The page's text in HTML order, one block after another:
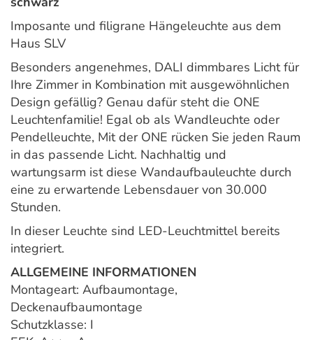
Imposante und filigrane Hängeleuchte aus dem
Haus SLV
Besonders angenehmes, DALI dimmbares Licht für
Ihre Zimmer in Kombination mit ausgewöhnlichen
Design gefällig? Genau dafür steht die ONE
Leuchtenfamilie! Egal ob als Wandleuchte oder
Pendelleuchte, Mit der ONE rücken Sie jeden Raum
in das passende Licht. Nachhaltig und
wartungsarm ist diese Wandaufbauleuchte durch
eine zu erwartende Lebensdauer von 30.000
Stunden.
In dieser Leuchte sind LED-Leuchtmittel bereits
integriert.
ALLGEMEINE INFORMATIONEN
Montageart: Aufbaumontage,
Deckenaufbaumontage
Schutzklasse: I